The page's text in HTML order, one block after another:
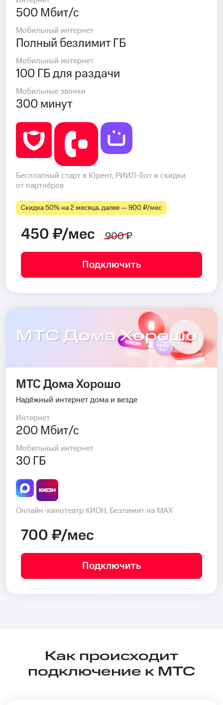
500 Мбит/с
Мобильный интернет
Полный безлимит ГБ
Мобильный интернет
100 ГБ для раздачи
Мобильные звонки
300 минут
Бесплатный старт в Юрент, РИИЛ-бот и скидки
от партнёров
Скидка 50% на 2 месяца, далее — 900 ₽⁠/⁠мес
450 ₽/мес 900 ₽
Подключить
МТС Дома Хорошо
МТС Дома Хорошо
Надёжный интернет дома и везде
Интернет
200 Мбит/с
Мобильный интернет
30 ГБ
Онлайн-кинотеатр КИОН, Безлимит на MAX
700 ₽/мес
Подключить
Как происходит
подключение к МТС